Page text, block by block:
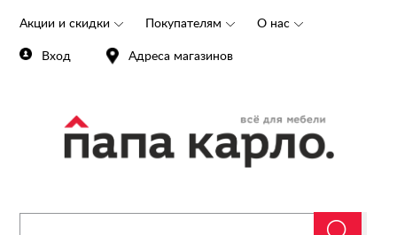
Акции и скидки Покупателям О нас
Вход Адреса магазинов